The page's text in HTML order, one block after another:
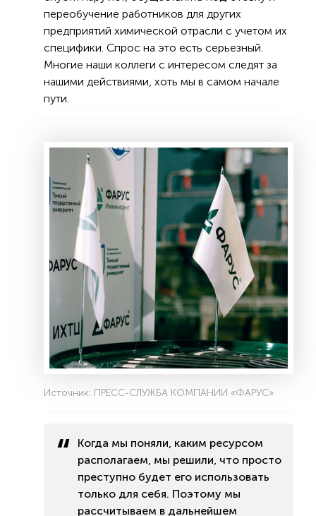
переобучение работников для других
предприятий химической отрасли с учетом их
специфики. Спрос на это есть серьезный.
Многие наши коллеги с интересом следят за
нашими действиями, хоть мы в самом начале
пути.
Источник: ПРЕСС-СЛУЖБА КОМПАНИИ «ФАРУС»
Когда мы поняли, каким ресурсом
располагаем, мы решили, что просто
преступно будет его использовать
только для себя. Поэтому мы
рассчитываем в дальнейшем